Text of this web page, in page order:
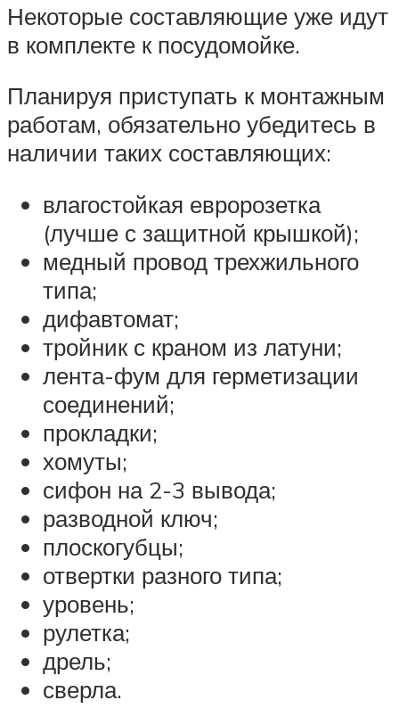
Некоторые составляющие уже идут
в комплекте к посудомойке.
Планируя приступать к монтажным
работам, обязательно убедитесь в
наличии таких составляющих:
влагостойкая евророзетка
(лучше с защитной крышкой);
медный провод трехжильного
типа;
дифавтомат;
тройник с краном из латуни;
лента-фум для герметизации
соединений;
прокладки;
хомуты;
сифон на 2-3 вывода;
разводной ключ;
плоскогубцы;
отвертки разного типа;
уровень;
рулетка;
дрель;
сверла.